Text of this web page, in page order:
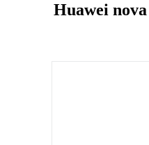
سعر ومواصفات Huawei nova